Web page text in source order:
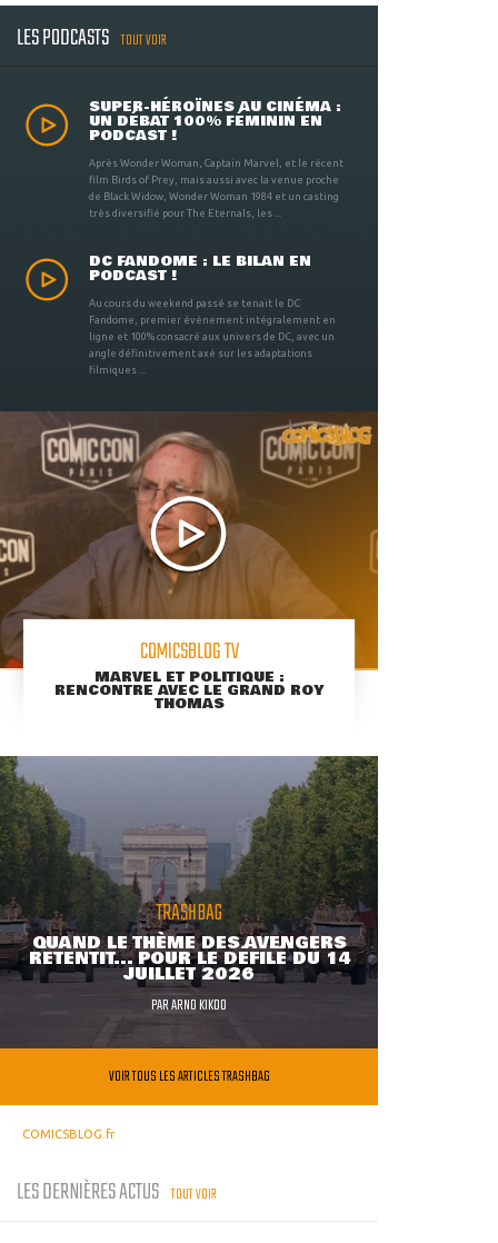
LES PODCASTS TOUT VOIR
SUPER-HÉROÏNES AU CINÉMA :
UN DÉBAT 100% FÉMININ EN
PODCAST !
Après Wonder Woman, Captain Marvel, et le récent
film Birds of Prey, mais aussi avec la venue proche
de Black Widow, Wonder Woman 1984 et un casting
très diversifié pour The Eternals, les ...
DC FANDOME : LE BILAN EN
PODCAST !
Au cours du weekend passé se tenait le DC
Fandome, premier évènement intégralement en
ligne et 100% consacré aux univers de DC, avec un
angle définitivement axé sur les adaptations
filmiques ...
COMICSBLOG TV
MARVEL ET POLITIQUE :
RENCONTRE AVEC LE GRAND ROY
THOMAS
TRASHBAG
QUAND LE THÈME DES AVENGERS
RETENTIT... POUR LE DÉFILÉ DU 14
JUILLET 2026
PARARNO KIKOO
VOIR TOUS LES ARTICLES TRASHBAG
COMICSBLOG.fr
LES DERNIÈRES ACTUS TOUT VOIR